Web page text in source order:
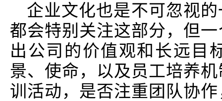
企业文化也是不可忽视
都会特别关注这部分，但
出公司的价值观和长远目
景、使命，以及员工培养
训活动，是否注重团队协